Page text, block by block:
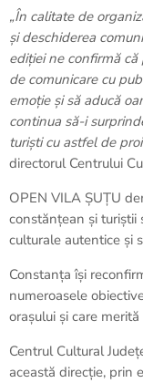
„În calitate de
și deschiderea
ediției ne confirmă
de comunicare cu
emoție și să aducă
continua să-i
turiști cu astfel de
directorul Centrului
OPEN VILA ȘUȚU
constănțean și turiștii
culturale autentice și
Constanța își
numeroasele
orașului și care
Centrul Cultural
această direcție, prin